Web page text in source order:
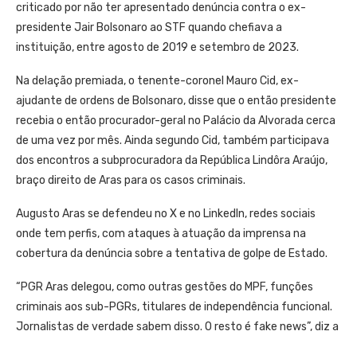
criticado por não ter apresentado denúncia contra o ex-
presidente Jair Bolsonaro ao STF quando chefiava a
instituição, entre agosto de 2019 e setembro de 2023.
Na delação premiada, o tenente-coronel Mauro Cid, ex-
ajudante de ordens de Bolsonaro, disse que o então presidente
recebia o então procurador-geral no Palácio da Alvorada cerca
de uma vez por mês. Ainda segundo Cid, também participava
dos encontros a subprocuradora da República Lindôra Araújo,
braço direito de Aras para os casos criminais.
Augusto Aras se defendeu no X e no LinkedIn, redes sociais
onde tem perfis, com ataques à atuação da imprensa na
cobertura da denúncia sobre a tentativa de golpe de Estado.
“PGR Aras delegou, como outras gestões do MPF, funções
criminais aos sub-PGRs, titulares de independência funcional.
Jornalistas de verdade sabem disso. O resto é fake news”, diz a